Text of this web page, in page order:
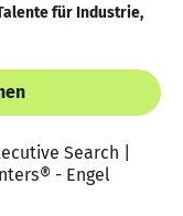
für Industrie,
Search |
- Engel